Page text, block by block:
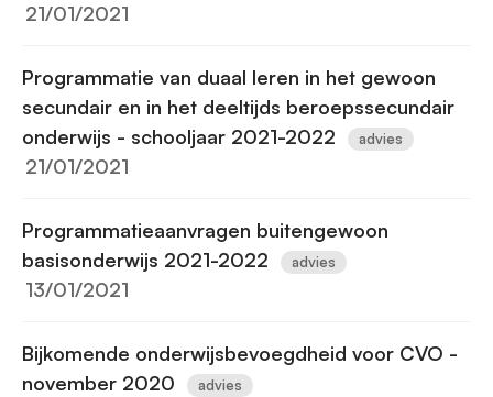
21/01/2021
Programmatie van duaal leren in het gewoon
secundair en in het deeltijds beroepssecundair
onderwijs - schooljaar 2021-2022
advies
21/01/2021
Programmatieaanvragen buitengewoon
basisonderwijs 2021-2022
advies
13/01/2021
Bijkomende onderwijsbevoegdheid voor CVO -
november 2020
advies